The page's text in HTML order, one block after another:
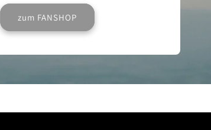
zum FANSHOP